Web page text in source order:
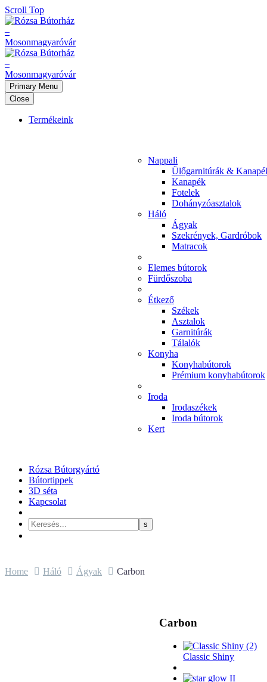
Scroll Top
Primary Menu
Close
Termékeink
Nappali
Ülőgarnitúrák &
Kanapék
Fotelek
Dohányzóasztalok
Háló
Ágyak
Szekrények, Gardróbok
Matracok
Elemes bútorok
Fürdőszoba
Étkező
Székek
Asztalok
Garnitúrák
Tálalók
Konyha
Konyhabútorok
Prémium konyhabútorok
Iroda
Irodaszékek
Iroda bútorok
Kert
Rózsa Bútorgyártó
Bútortippek
3D séta
Kapcsolat
Home Háló Ágyak Carbon
Carbon
Classic Shiny